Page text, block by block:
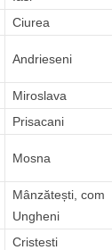
Ciurea
Andrieseni
Miroslava
Prisacani
Mosna
Mânzătești, com
Ungheni
Cristesti